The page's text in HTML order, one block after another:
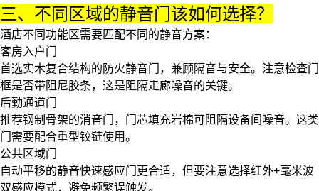
三、不同区域的静音门该如何选择？
酒店不同功能区需要匹配不同的静音方案：
客房入户门
首选实木复合结构的 防火静音门
，兼顾隔音与安全。注意检查门
框是否带阻尼胶条，这是阻隔走廊噪音的关键。
后勤通道门
推荐钢制骨架的消音门
，门芯填充岩棉可阻隔设备间噪音。这类
门需要配合重型铰链使用。
公共区域门
自动平移的静音快速感应门
更合适，但要注意选择红外+毫米波
双感应模式，避免频繁误触发。